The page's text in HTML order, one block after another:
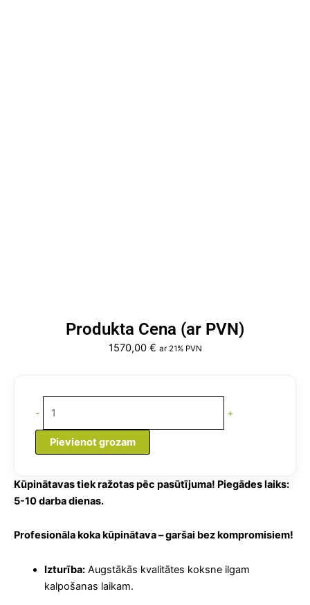
Produkta Cena (ar PVN)
1570,00 € ar 21% PVN
-
Elektriskā
dūmu
ģenerātoru
L
4,4
daudzums
+
Pievienot grozam
Kūpinātavas tiek ražotas pēc pasūtījuma! Piegādes laiks:
5-10 darba dienas.
Profesionāla koka kūpinātava – garšai bez kompromisiem!
Izturība:Augstākās kvalitātes koksne ilgam
kalpošanas laikam.